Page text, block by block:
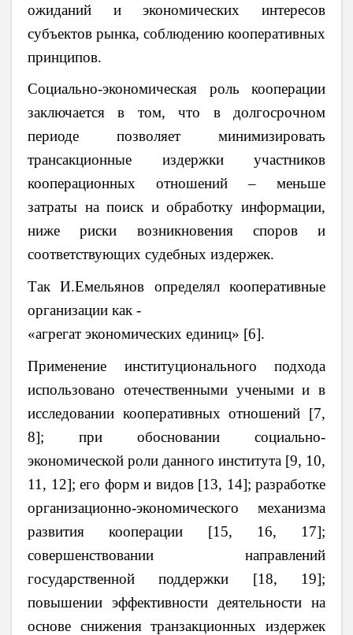
ожиданий и экономических интересов
субъектов рынка, соблюдению кооперативных
принципов.
Социально-экономическая роль кооперации
заключается в том, что в долгосрочном
периоде позволяет минимизировать
трансакционные издержки участников
кооперационных отношений – меньше
затраты на поиск и обработку информации,
ниже риски возникновения споров и
соответствующих судебных издержек.
Так И.Емельянов определял кооперативные
организации как -
«агрегат экономических единиц» [6].
Применение институционального подхода
использовано отечественными учеными и в
исследовании кооперативных отношений [7,
8]; при обосновании социально-
экономической роли данного института [9, 10,
11, 12]; его форм и видов [13, 14]; разработке
организационно-экономического механизма
развития кооперации [15, 16, 17];
совершенствовании направлений
государственной поддержки [18, 19];
повышении эффективности деятельности на
основе снижения транзакционных издержек